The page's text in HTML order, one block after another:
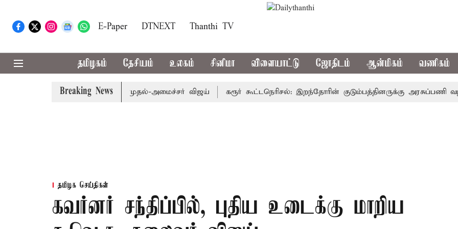
E-Paper DTNEXT Thanthi TV
தமிழகம் தேசியம் உலகம் சினிமா விளையாட்டு ஜோதிடம் ஆன்மிகம் வணிகம்
Breaking News
மறுவரையறை பாதிக்கும்: முதல்-அமைச்சர் விஜய் கரூர் கூட்டநெரிசல்: இறந்தோரின் குடும்பத்தினருக்கு அரசுப்பணி
தமிழக செய்திகள்
கவர்னர் சந்திப்பில், புதிய உடைக்கு மாறிய